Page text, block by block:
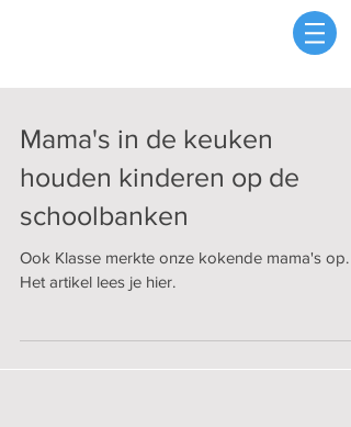
Mama's in de keuken
houden kinderen op de
schoolbanken
Ook Klasse merkte onze kokende mama's op.
Het artikel lees je hier.